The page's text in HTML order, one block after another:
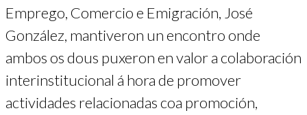
Emprego, Comercio e Emigración, José
González, mantiveron un encontro onde
ambos os dous puxeron en valor a colaboración
interinstitucional á hora de promover
actividades relacionadas coa promoción,